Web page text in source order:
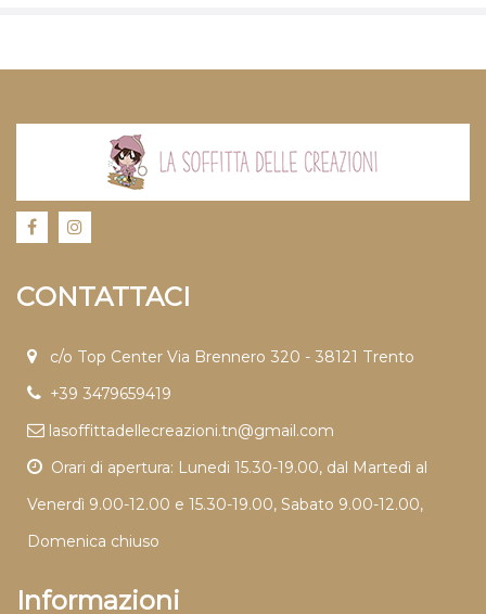
CONTATTACI
c/o Top Center Via Brennero 320 - 38121 Trento
+39 3479659419
lasoffittadellecreazioni.tn@gmail.com
Orari di apertura: Lunedi 15.30-19.00, dal Martedì al
Venerdì 9.00-12.00 e 15.30-19.00, Sabato 9.00-12.00,
Domenica chiuso
Informazioni